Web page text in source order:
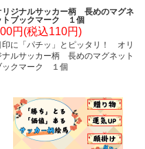
リジナルサッカー柄 長めのマグネ
トブックマーク １個
円(税込110円)
印に「パチッ」とピッタリ！ オリ
ナルサッカー柄 長めのマグネット
ックマーク １個